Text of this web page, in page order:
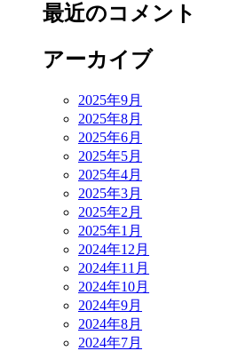
最近のコメント
アーカイブ
2025年9月
2025年8月
2025年6月
2025年5月
2025年4月
2025年3月
2025年2月
2025年1月
2024年12月
2024年11月
2024年10月
2024年9月
2024年8月
2024年7月